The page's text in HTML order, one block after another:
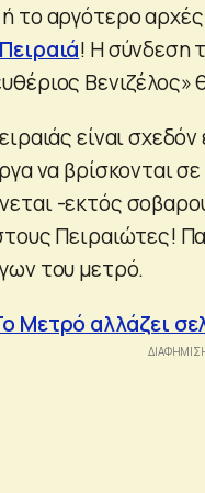
το αργότερο
! Η σύνδεση
Βενιζέλος»
είναι
να βρίσκονται
-εκτός
Πειραιώτες!
του μετρό.
Μετρό αλλάζει